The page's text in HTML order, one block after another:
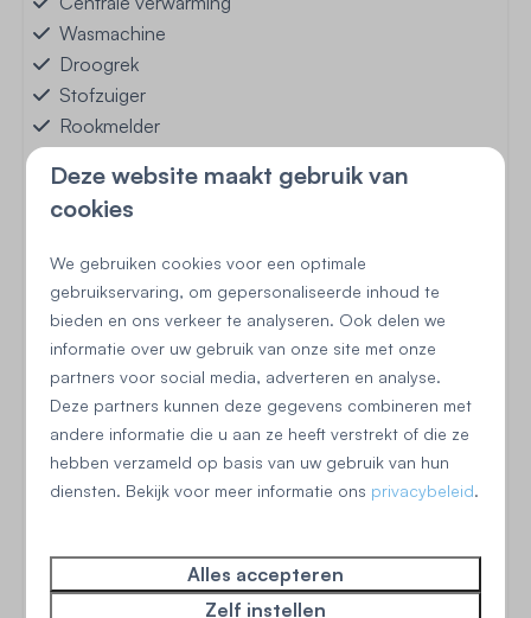
Wasmachine
Droogrek
Stofzuiger
Rookmelder
Buiten
Terras: Niet overdekt
Tuinmeubels
Zonnewering: Parasol
Speeltuin in de buurt
Begane grond
Keuken
Vaatwasser
Deze website maakt gebruik van
cookies
We gebruiken cookies voor een optimale
gebruikservaring, om gepersonaliseerde inhoud te
bieden en ons verkeer te analyseren. Ook delen we
informatie over uw gebruik van onze site met onze
partners voor social media, adverteren en analyse.
Deze partners kunnen deze gegevens combineren met
andere informatie die u aan ze heeft verstrekt of die ze
hebben verzameld op basis van uw gebruik van hun
diensten. Bekijk voor meer informatie ons privacybeleid.
Alles accepteren
Zelf instellen